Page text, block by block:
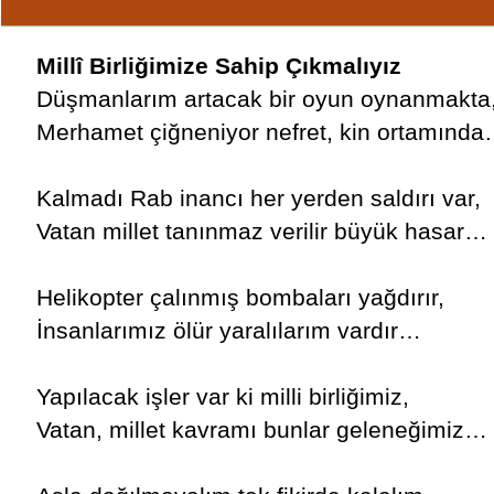
Millî Birliğimize Sahip Çıkmalıyız
Düşmanlarım artacak bir oyun
Merhamet çiğneniyor nefret, kin
Kalmadı Rab inancı her yerden saldırı var,
Vatan millet tanınmaz verilir büyük hasar…
Helikopter çalınmış bombaları yağdırır,
İnsanlarımız ölür yaralılarım vardır…
Yapılacak işler var ki milli birliğimiz,
Vatan, millet kavramı bunlar geleneğimiz…